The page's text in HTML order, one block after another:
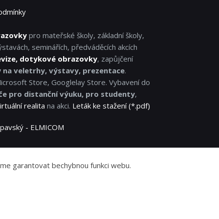
pro mateřské školy, základní školy,
seminářích, předváděcích akcích
dotykové obrazovky, zapůjčení
na veletrhy, výstavy, prezentace.
Store, Googlelay Store. Vybavení do
pro distanční výuku, pro studenty,
realita na akci. Leták ke stažení (*.pdf)
- ELMICOM
garantovat bechybnou funkci webu.